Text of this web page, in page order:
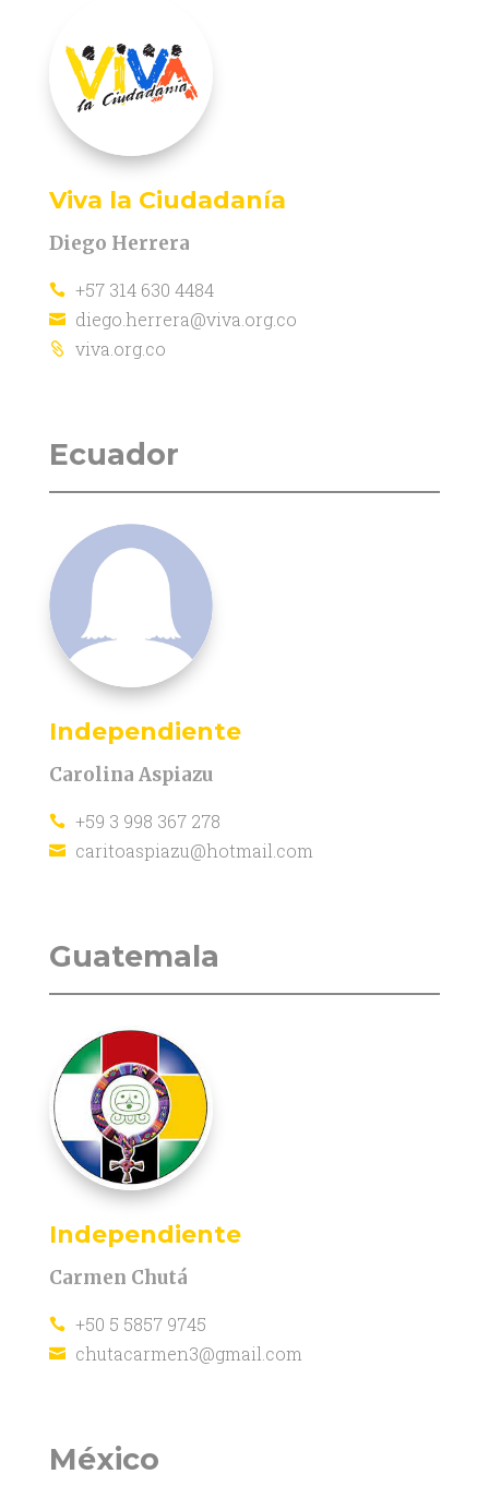
Viva la Ciudadanía
Diego Herrera
 +57 314 630 4484
 diego.herrera@viva.org.co
 viva.org.co
Ecuador
Independiente
Carolina Aspiazu
 +59 3 998 367 278
 caritoaspiazu@hotmail.com
Guatemala
Independiente
Carmen Chutá
 +50 5 5857 9745
 chutacarmen3@gmail.com
México